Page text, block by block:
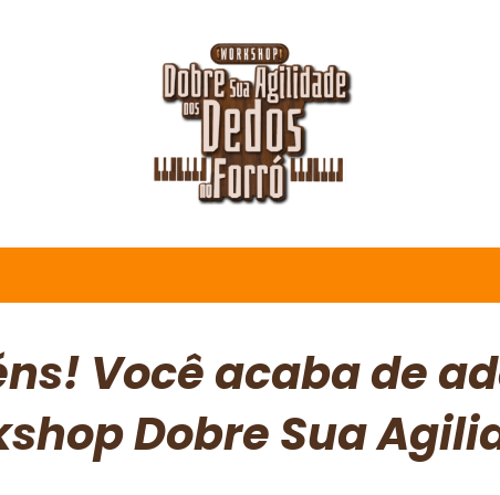
Você acaba de
Dobre Sua